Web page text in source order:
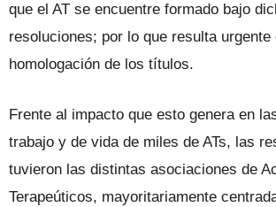
que el AT se encuentre formado bajo
resoluciones; por lo que resulta urgente
homologación de los títulos.
Frente al impacto que esto genera en
trabajo y de vida de miles de ATs, las
tuvieron las distintas asociaciones de
Terapeúticos, mayoritariamente